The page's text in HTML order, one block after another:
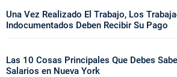
Una Vez Realizado El Trabajo, Los
Indocumentados Deben Recibir Su Pago
Las 10 Cosas Principales Que Debes
Salarios en Nueva York